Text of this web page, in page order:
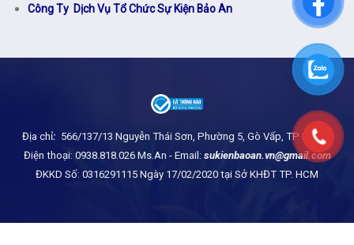
Công Ty Dịch Vụ Tổ Chức Sự Kiện Bảo An
Địa chỉ: 566/137/13 Nguyễn Thái Sơn, Phường 5, Gò Vấp, TP HCM.
Điện thoại: 0938.818.026 Ms.An - Email: sukienbaoan.vn@gmail.com
ĐKKD Số: 0316291115 Ngày 17/02/2020 tại Sở KHĐT TP. HCM